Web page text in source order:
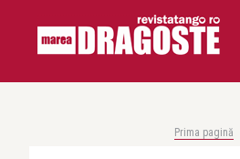
Prima pagină